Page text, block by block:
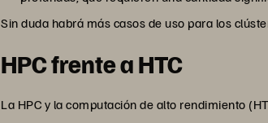
Sin duda habrá más casos de uso para los
HPC frente a HTC
La HPC y la computación de alto rendimiento